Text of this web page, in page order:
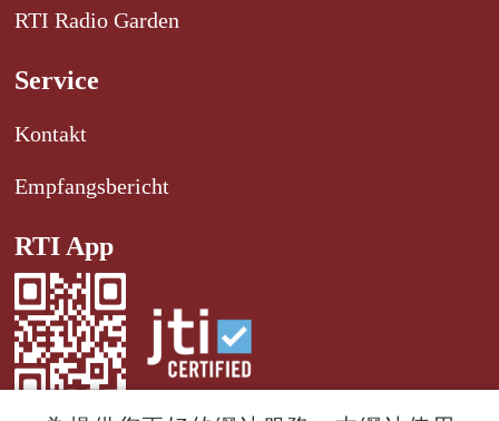
RTI Radio Garden
Service
Kontakt
Empfangsbericht
RTI App